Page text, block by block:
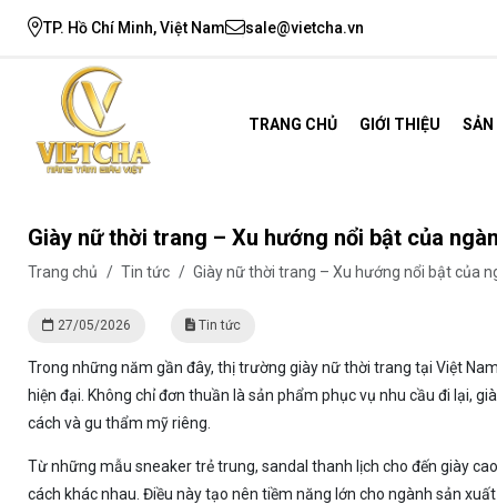
TP. Hồ Chí Minh, Việt Nam sale@vietcha.vn
TRANG CHỦ GIỚI THIỆU
Giày nữ thời trang – Xu hướng nổi bật của
Trang chủ / Tin tức / Giày nữ thời trang – Xu hướng nổi bật của
27/05/2026 Tin tức
Trong những năm gần đây, thị trường giày nữ thời trang tại Việt
hiện đại. Không chỉ đơn thuần là sản phẩm phục vụ nhu cầu đi lại,
cách và gu thẩm mỹ riêng.
Từ những mẫu sneaker trẻ trung, sandal thanh lịch cho đến giày
cách khác nhau. Điều này tạo nên tiềm năng lớn cho ngành sản